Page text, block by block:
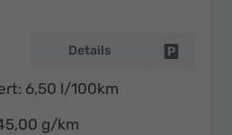
Details
6,50 l/100km
g/km